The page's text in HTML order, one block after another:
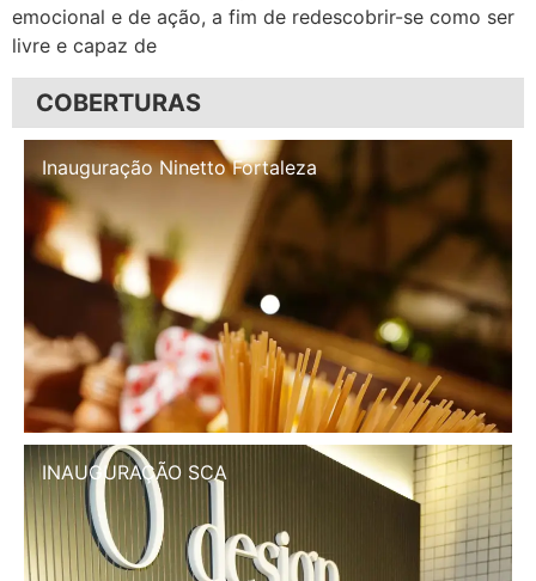
emocional e de ação, a fim de redescobrir-se como ser
livre e capaz de
COBERTURAS
Inauguração Illa Café
INAUGURAÇÃO SCA